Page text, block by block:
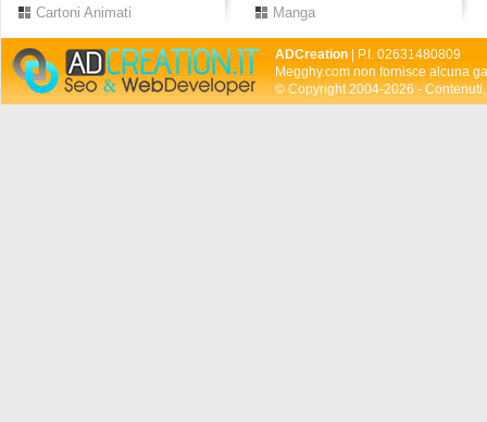
Cartoni Animati
Manga
ADCreation | P.I. 02631480809
Megghy.com non fornisce alcuna
© Copyright 2004-2026 -